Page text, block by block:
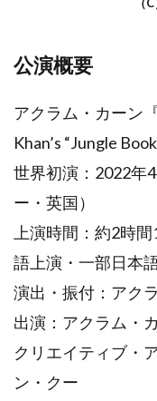
公演概要
アクラム・カーン
Khan’s “Jungle
世界初演：2022年
ー・英国）
上演時間：約2時
語上演・一部日本
演出・振付：アク
出演：アクラム・
クリエイティブ・
ン・クー